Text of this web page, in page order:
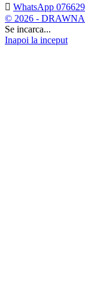
 WhatsApp
© 2026 -
Se incarca...
Inapoi la inceput